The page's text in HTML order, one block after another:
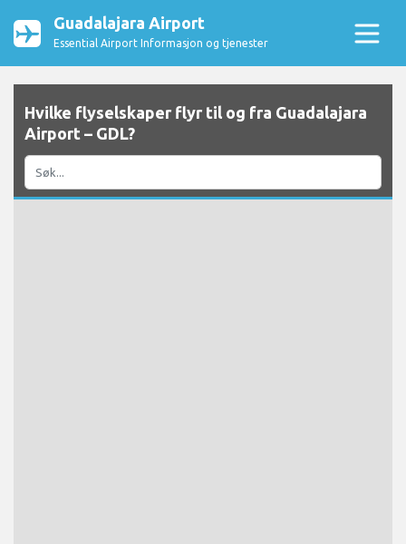
Guadalajara Airport
Essential Airport Informasjon og tjenester
Hvilke flyselskaper flyr til og fra Guadalajara
Airport – GDL?